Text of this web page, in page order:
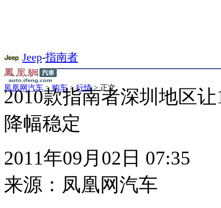
Jeep-指南者
凤凰网汽车 > 购车 > 行情> 正文
2010款指南者深圳地区
降幅稳定
2011年09月02日 07:35
来源： 凤凰网汽车